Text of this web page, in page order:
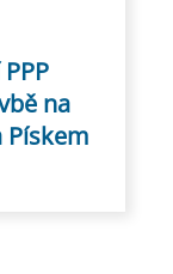
na
Pískem